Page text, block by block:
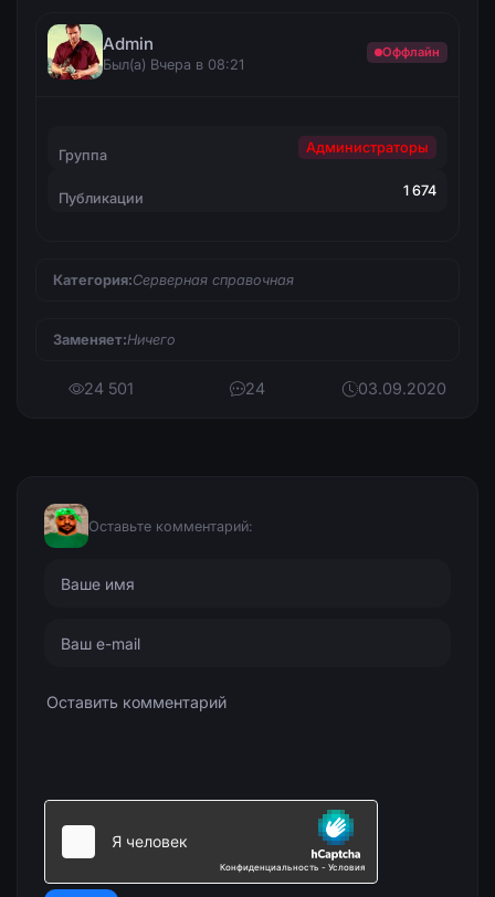
Admin
Был(а) Вчера в 08:21
Оффлайн
Группа Администраторы
Публикации 1 674
Категория:Серверная справочная
Заменяет:Ничего
24 501 24 03.09.2020
Оставьте комментарий: